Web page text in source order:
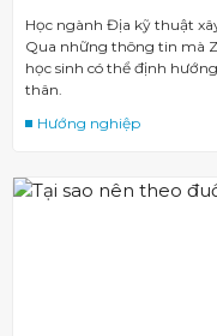
Học ngành Địa kỹ thuật
Qua những thông tin mà
học sinh có thể định
thân.
Hướng nghiệp